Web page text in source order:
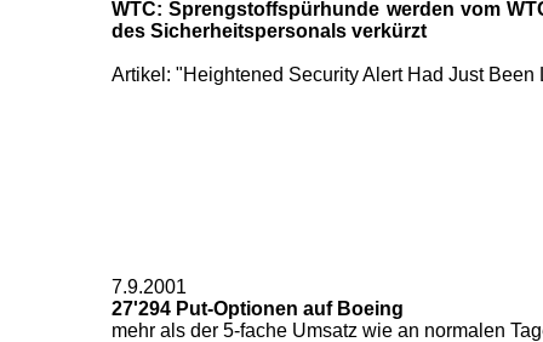
WTC: Sprengstoffspürhunde werden vom
des Sicherheitspersonals verkürzt
Artikel: "Heightened Security Alert Had Just Been
7.9.2001
27'294 Put-Optionen auf Boeing
mehr als der 5-fache Umsatz wie an normalen